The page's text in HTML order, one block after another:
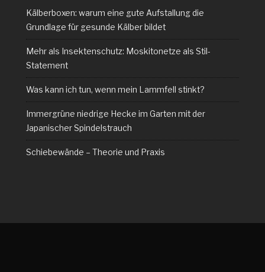
Kälberboxen: warum eine gute Aufstallung die
Grundlage für gesunde Kälber bildet
Mehr als Insektenschutz: Moskitonetze als Stil-
Statement
Was kann ich tun, wenn mein Lammfell stinkt?
Immergrüne niedrige Hecke im Garten mit der
Japanischer Spindelstrauch
Schiebewände – Theorie und Praxis